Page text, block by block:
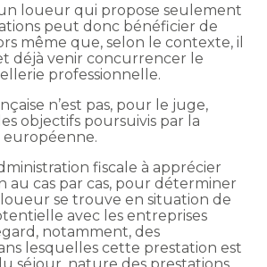
loueur qui propose seulement
peut donc bénéficier de
même que, selon le contexte, il
déjà venir concurrencer le
professionnelle.
n’est pas, pour le juge,
objectifs poursuivis par la
fiscale à apprécier
au cas par cas, pour déterminer
se trouve en situation de
avec les entreprises
notamment, des
lesquelles cette prestation est
séjour, nature des prestations